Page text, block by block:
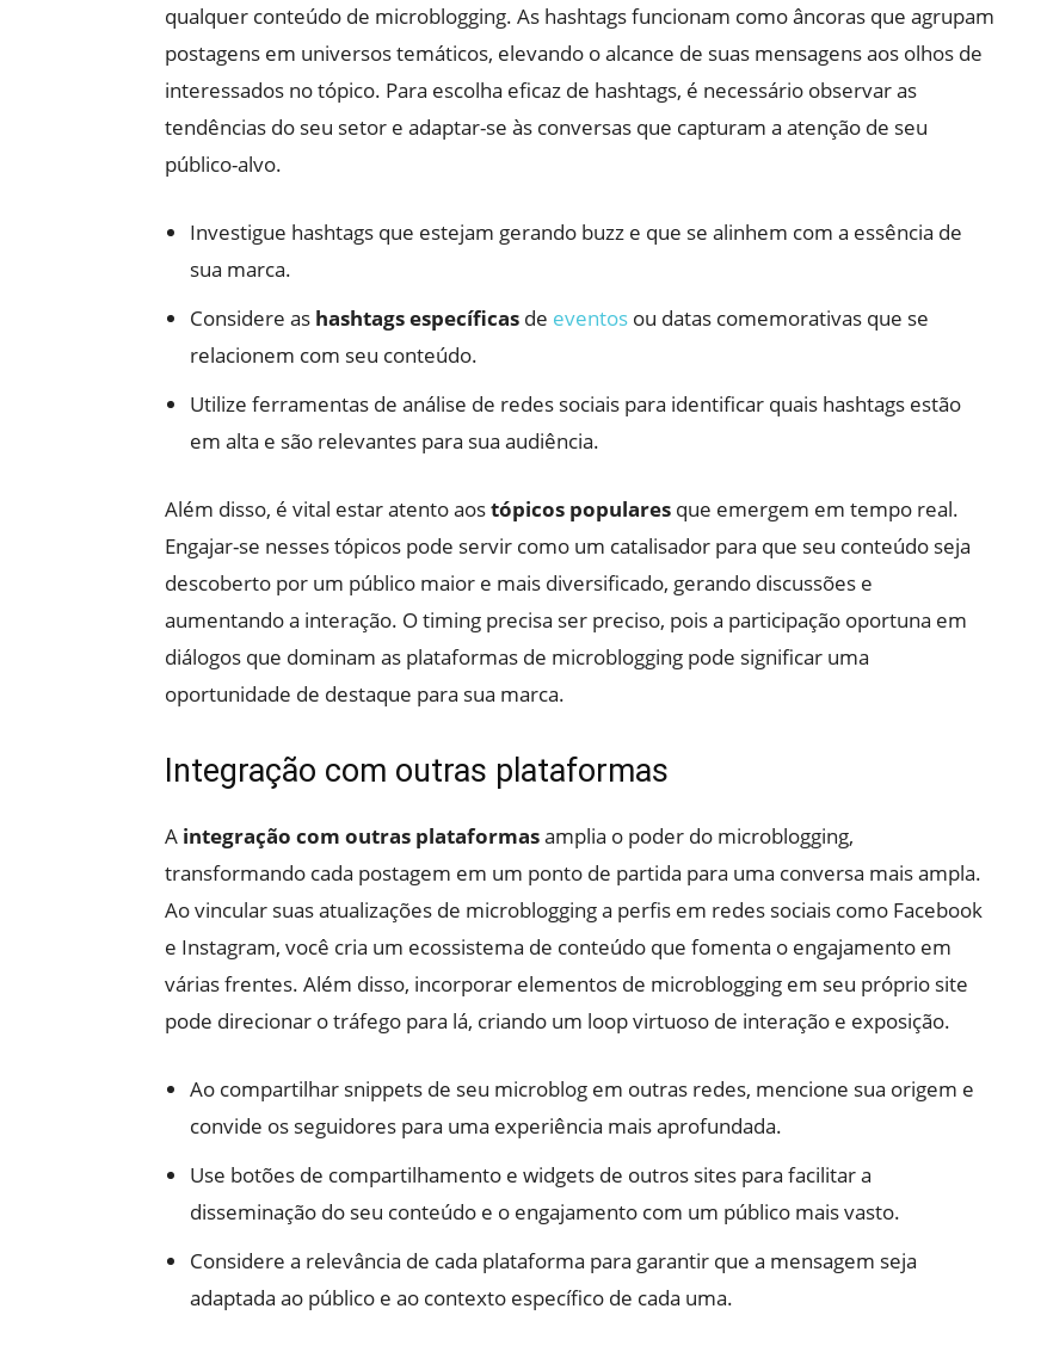
qualquer conteúdo de microblogging. As hashtags funcionam como âncoras que agrupam
postagens em universos temáticos, elevando o alcance de suas mensagens aos olhos de
interessados no tópico. Para escolha eficaz de hashtags, é necessário observar as
tendências do seu setor e adaptar-se às conversas que capturam a atenção de seu
público-alvo.
Investigue hashtags que estejam gerando buzz e que se alinhem com a essência de
sua marca.
Considere as hashtags específicas de eventos ou datas comemorativas que se
relacionem com seu conteúdo.
Utilize ferramentas de análise de redes sociais para identificar quais hashtags estão
em alta e são relevantes para sua audiência.
Além disso, é vital estar atento aostópicos populares que emergem em tempo real.
Engajar-se nesses tópicos pode servir como um catalisador para que seu conteúdo seja
descoberto por um público maior e mais diversificado, gerando discussões e
aumentando a interação. O timing precisa ser preciso, pois a participação oportuna em
diálogos que dominam as plataformas de microblogging pode significar uma
oportunidade de destaque para sua marca.
Integração com outras plataformas
A integração com outras plataformasamplia o poder do microblogging,
transformando cada postagem em um ponto de partida para uma conversa mais ampla.
Ao vincular suas atualizações de microblogging a perfis em redes sociais como Facebook
e Instagram, você cria um ecossistema de conteúdo que fomenta o engajamento em
várias frentes. Além disso, incorporar elementos de microblogging em seu próprio site
pode direcionar o tráfego para lá, criando um loop virtuoso de interação e exposição.
Ao compartilhar snippets de seu microblog em outras redes, mencione sua origem e
convide os seguidores para uma experiência mais aprofundada.
Use botões de compartilhamento e widgets de outros sites para facilitar a
disseminação do seu conteúdo e o engajamento com um público mais vasto.
Considere a relevância de cada plataforma para garantir que a mensagem seja
adaptada ao público e ao contexto específico de cada uma.